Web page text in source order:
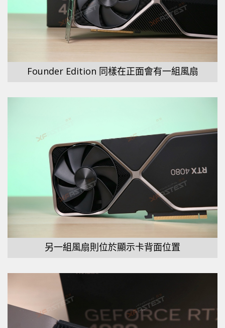
Founder Edition 同樣在正面會有一組風扇
另一組風扇則位於顯示卡背面位置